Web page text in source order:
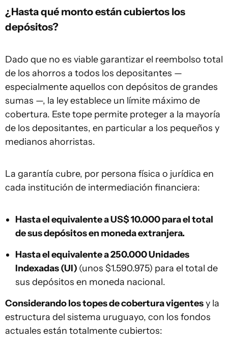
¿Hasta qué monto están cubiertos los
depósitos?
Dado que no es viable garantizar el reembolso total
de los ahorros a todos los depositantes —
especialmente aquellos con depósitos de grandes
sumas —, la ley establece un límite máximo de
cobertura. Este tope permite proteger a la mayoría
de los depositantes, en particular a los pequeños y
medianos ahorristas.
La garantía cubre, por persona física o jurídica en
cada institución de intermediación financiera:
Hasta el equivalente a US$ 10.000 para el total
de sus depósitos en moneda extranjera.
Hasta el equivalente a 250.000 Unidades
Indexadas (UI) (unos $1.590.975) para el total de
sus depósitos en moneda nacional.
Considerando los topes de cobertura vigentesy la
estructura del sistema uruguayo, con los fondos
actuales están totalmente cubiertos: